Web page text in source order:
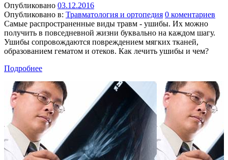
Опубликовано 03.12.2016
Опубликовано в: Травматология и ортопедия 0 коментариев
Самые распространенные виды травм - ушибы. Их можно
получить в повседневной жизни буквально на каждом шагу.
Ушибы сопровождаются повреждением мягких тканей,
образованием гематом и отеков. Как лечить ушибы и чем?
Подробнее